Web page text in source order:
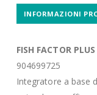
INFORMAZIONI
FISH FACTOR
904699725
Integratore a base